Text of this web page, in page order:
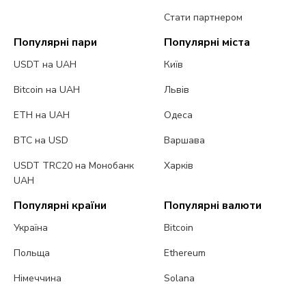
Стати партнером
Популярні пари
USDT на UAH
Bitcoin на UAH
ETH на UAH
BTC на USD
USDT TRC20 на Монобанк
UAH
Популярні міста
Київ
Львів
Одеса
Варшава
Харків
Популярні країни
Україна
Польща
Німеччина
Популярні валюти
Bitcoin
Ethereum
Solana